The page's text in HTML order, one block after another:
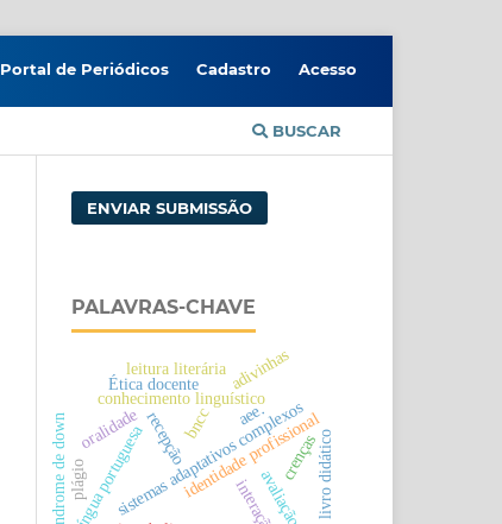
BUSCAR
Portal de Periódicos Cadastro Acesso
ENVIAR SUBMISSÃO
PALAVRAS-CHAVE
identidade profissional
sistemas adaptativos complexos
crenças
conhecimento linguístico
língua portuguesa avaliação
adivinhas
recepção
síndrome de down oralidade
interação livro didático
bncc
Ética docente
plágio
leitura literária
aee.